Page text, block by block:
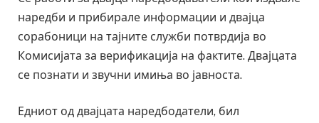
наредби и прибирале информации и двајца
сорабоници на тајните служби потврдија во
Комисијата за верификација на фактите. Двајцата
се познати и звучни имиња во јавноста.
Едниот од двајцата наредбодатели, бил